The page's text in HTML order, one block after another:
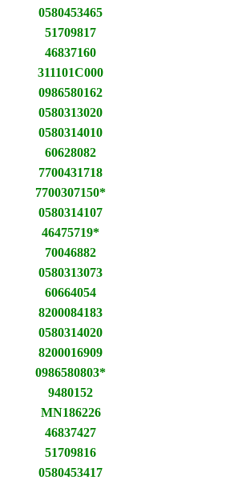
0580453465
51709817
46837160
311101C000
0986580162
0580313020
0580314010
60628082
7700431718
7700307150*
0580314107
46475719*
70046882
0580313073
60664054
8200084183
0580314020
8200016909
0986580803*
9480152
MN186226
46837427
51709816
0580453417